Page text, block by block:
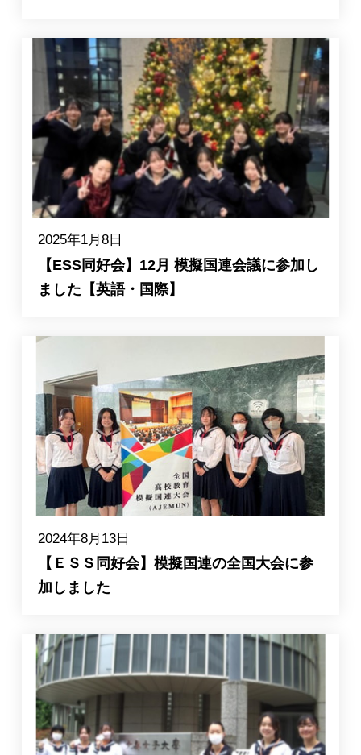
2025年1月8日
【ESS同好会】12月 模擬国連会議に参加し
ました【英語・国際】
2024年8月13日
【ＥＳＳ同好会】模擬国連の全国大会に参
加しました